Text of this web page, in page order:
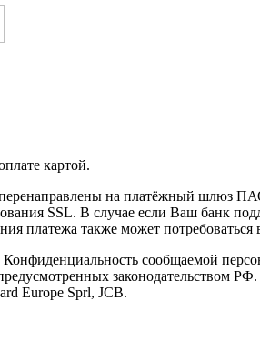
картой.
на платёжный
SSL. В случае если Ваш банк
платежа также может потребоваться
сообщаемой
законодательством
Europe Sprl, JCB.